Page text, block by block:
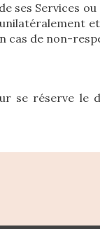
Services
de non-
se réserve